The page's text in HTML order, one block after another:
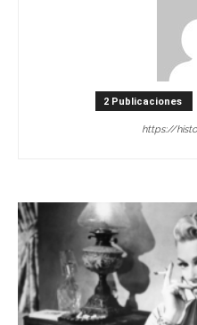
2 Publicaciones
https://